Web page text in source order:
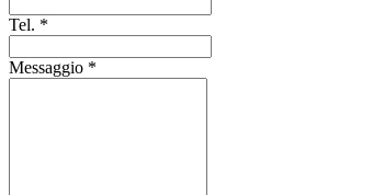
Tel. *
Messaggio *